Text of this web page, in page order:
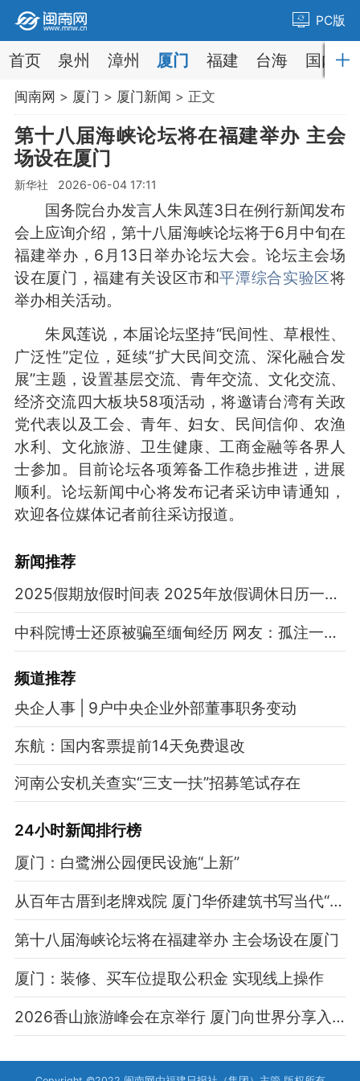
PC版
首页 泉州 漳州 厦门 福建 台海 国内
闽南网 > 厦门 > 厦门新闻 > 正文
第十八届海峡论坛将在福建举办 主会
场设在厦门
新华社 2026-06-04 17:11
国务院台办发言人朱凤莲3日在例行新闻发布
会上应询介绍，第十八届海峡论坛将于6月中旬在
福建举办，6月13日举办论坛大会。论坛主会场
设在厦门，福建有关设区市和平潭综合实验区将
举办相关活动。
朱凤莲说，本届论坛坚持“民间性、草根性、
广泛性”定位，延续“扩大民间交流、深化融合发
展”主题，设置基层交流、青年交流、文化交流、
经济交流四大板块58项活动，将邀请台湾有关政
党代表以及工会、青年、妇女、民间信仰、农渔
水利、文化旅游、卫生健康、工商金融等各界人
士参加。目前论坛各项筹备工作稳步推进，进展
顺利。论坛新闻中心将发布记者采访申请通知，
欢迎各位媒体记者前往采访报道。
新闻推荐
2025假期放假时间表 2025年放假调休日历一览表
中科院博士还原被骗至缅甸经历 网友：孤注一掷现实版
频道推荐
央企人事 | 9户中央企业外部董事职务变动
东航：国内客票提前14天免费退改
河南公安机关查实“三支一扶”招募笔试存在
24小时新闻排行榜
厦门：白鹭洲公园便民设施“上新”
从百年古厝到老牌戏院 厦门华侨建筑书写当代“新叙事”
第十八届海峡论坛将在福建举办 主会场设在厦门
厦门：装修、买车位提取公积金 实现线上操作
2026香山旅游峰会在京举行 厦门向世界分享入境游实践经验